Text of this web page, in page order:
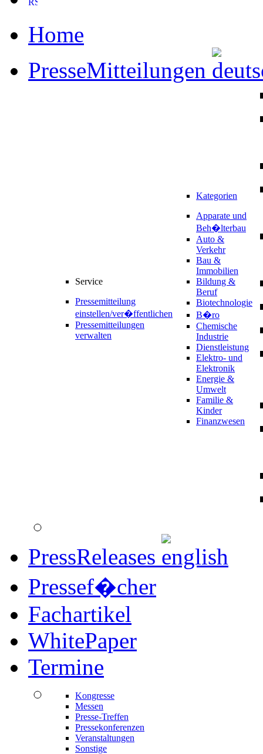
Home
PresseMitteilungen
Service
Pressemitteilung
einstellen/ver�ffentlichen
Pressemitteilungen
verwalten
Kategorien
Apparate und
Beh�lterbau
Auto &
Verkehr
Bau &
Immobilien
Bildung &
Beruf
Biotechnologie
B�ro
Chemische
Industrie
Dienstleistung
Elektro- und
Elektronik
Energie &
Umwelt
Familie &
Kinder
Finanzwesen
PressReleases
Pressef�cher
Fachartikel
WhitePaper
Termine
Kongresse
Messen
Presse-Treffen
Pressekonferenzen
Veranstaltungen
Sonstige